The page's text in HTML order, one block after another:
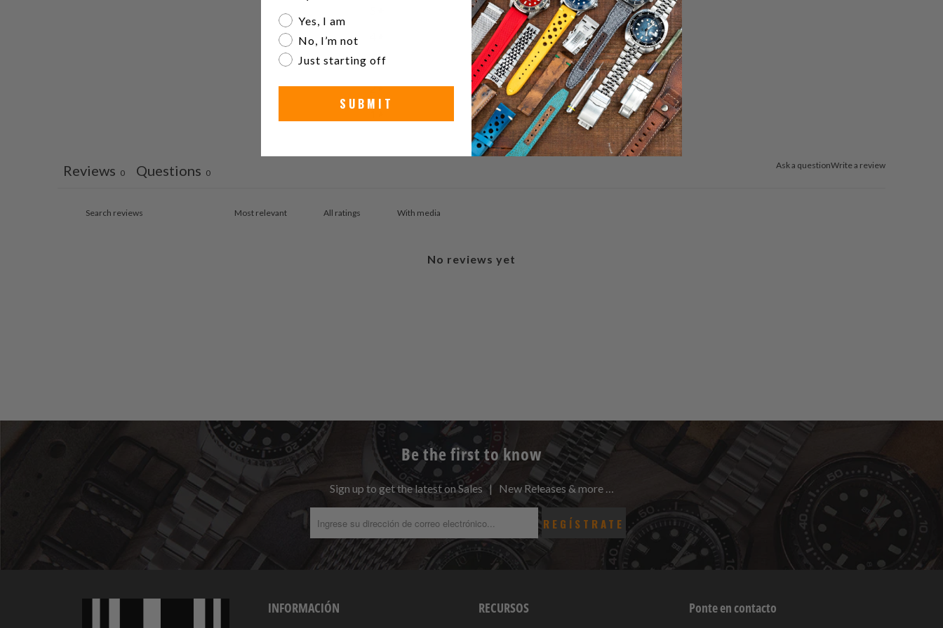
0%
0%
3
0%
2
0%
0%
Ask a questionWrite a review
Reviews 0 Questions 0
With media
No reviews yet
Be the first to know
Sign up to get the latest on Sales | New Releases & more …
INFORMACIÓN RECURSOS Ponte en contacto
Are you a watch collector?
Yes, I am
No, I’m not
Just starting off
SUBMIT